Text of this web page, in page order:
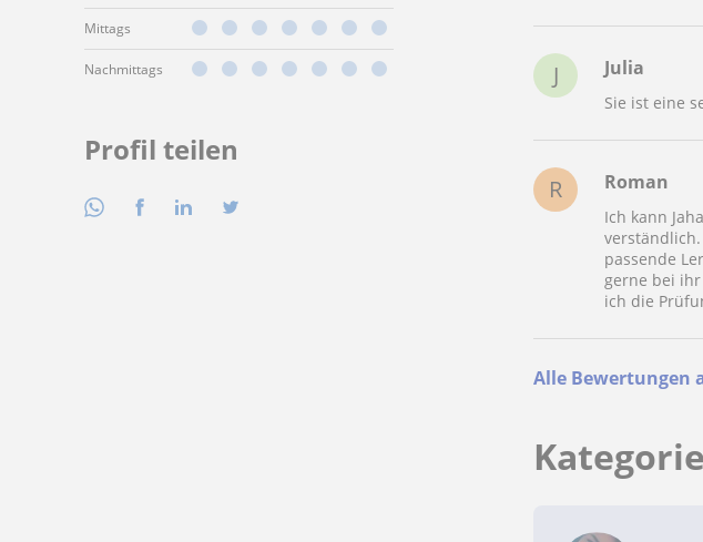
Mittags
Nachmittags
Profil teilen
J Julia
Sie ist eine
R Roman
Ich kann
passende
gerne bei
ich die
Alle Bewertungen